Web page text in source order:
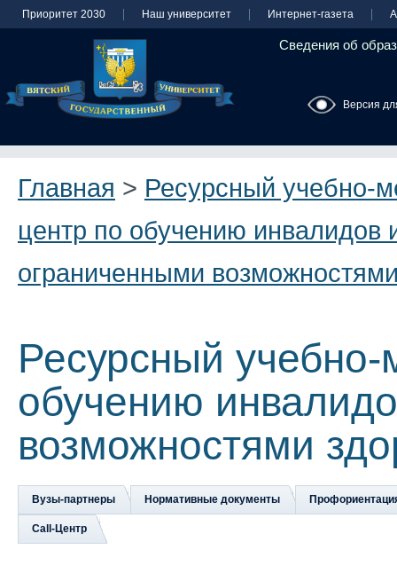
Приоритет 2030 Наш университет Интернет-газета
Сведения об
Версия
Главная > Ресурсный учебно-
центр по обучению инвалидов
ограниченными
Ресурсный учебно-
обучению
возможностями
Вузы-партнеры Нормативные документы
Сall-Центр